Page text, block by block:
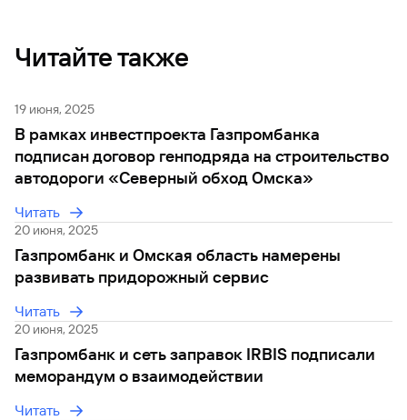
ФЗ
попасться
Помощь по
действующему
кредиту
Оформить
страхование
карты
Оператор
электронных
денежных
Дистанционные
Стать
Газпромбанка
онлайн
Открытый
курсов
валют и
Быстрый
поиск
по
сайту
лиц
для
счета
поиск
по
сайту
Вклады
Читайте также
19 июня, 2025
В рамках инвестпроекта Газпромбанка
подписан договор генподряда на строительство
автодороги «Северный обход Омска»
Читать
20 июня, 2025
Газпромбанк и Омская область намерены
развивать придорожный сервис
Читать
20 июня, 2025
Газпромбанк и сеть заправок IRBIS подписали
меморандум о взаимодействии
Читать